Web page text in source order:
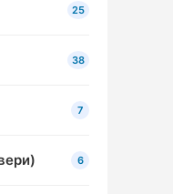
25
38
7
6